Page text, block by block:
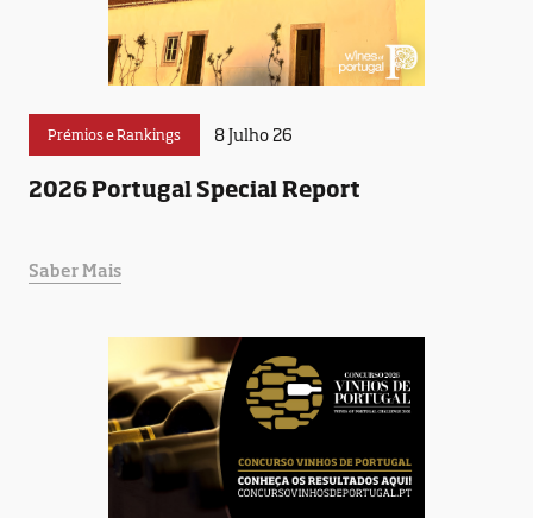
Prémios e Rankings 8 Julho 26
2026 Portugal Special Report
Saber Mais